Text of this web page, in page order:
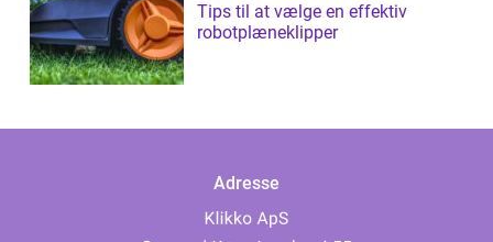
Tips til at vælge en effektiv
robotplæneklipper
Adresse